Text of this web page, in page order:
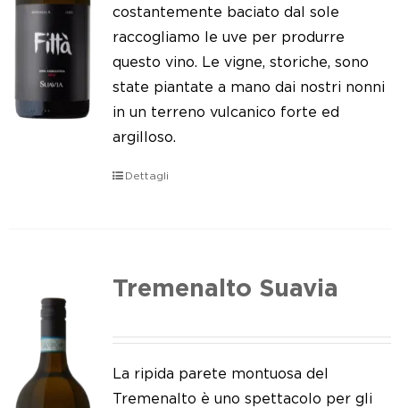
costantemente baciato dal sole
raccogliamo le uve per produrre
questo vino. Le vigne, storiche, sono
state piantate a mano dai nostri nonni
in un terreno vulcanico forte ed
argilloso.
Dettagli
Tremenalto Suavia
La ripida parete montuosa del
Tremenalto è uno spettacolo per gli